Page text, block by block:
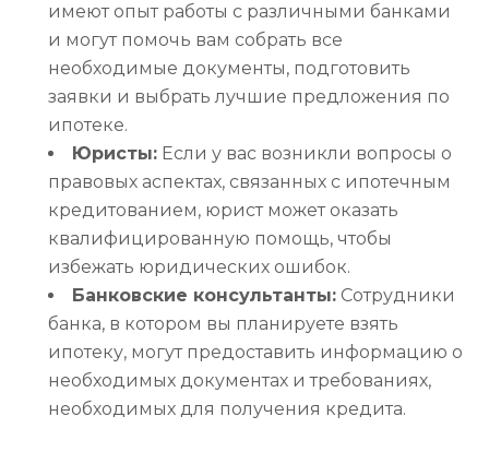
имеют опыт работы с различными банками
и могут помочь вам собрать все
необходимые документы, подготовить
заявки и выбрать лучшие предложения по
ипотеке.
Юристы: Если у вас возникли вопросы о
правовых аспектах, связанных с ипотечным
кредитованием, юрист может оказать
квалифицированную помощь, чтобы
избежать юридических ошибок.
Банковские консультанты: Сотрудники
банка, в котором вы планируете взять
ипотеку, могут предоставить информацию о
необходимых документах и требованиях,
необходимых для получения кредита.